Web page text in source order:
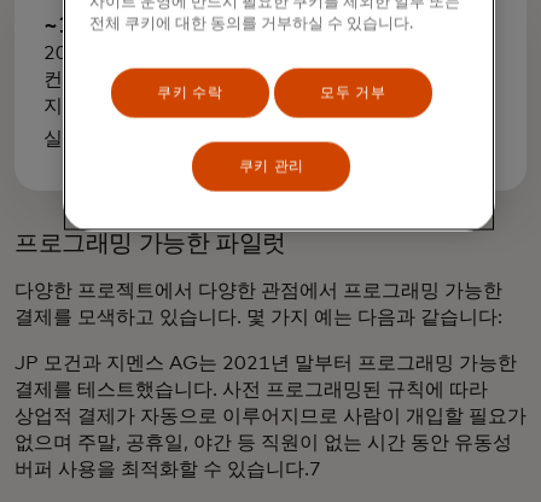
~152,000
2022년에는 약 152,000개의 스마트
컨트랙트가 약 11,000개의 탈중앙화 앱을
지원하여 매일 2,850만 건의 트랜잭션이
실행될 것으로 예상됩니다
.
프로그래밍 가능한 파일럿
다양한 프로젝트에서 다양한 관점에서 프로그래밍 가능한
결제를 모색하고 있습니다. 몇 가지 예는 다음과 같습니다:
JP 모건과 지멘스 AG는 2021년 말부터 프로그래밍 가능한
결제를 테스트했습니다. 사전 프로그래밍된 규칙에 따라
상업적 결제가 자동으로 이루어지므로 사람이 개입할 필요가
없으며 주말, 공휴일, 야간 등 직원이 없는 시간 동안 유동성
버퍼 사용을 최적화할 수 있습니다.7
전체 쿠키에 대한 동의를 거부하실 수 있습니다.
쿠키 수락 모두 거부
쿠키 관리